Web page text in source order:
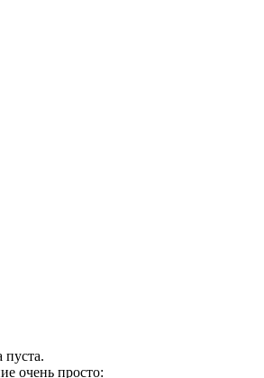
очень просто: